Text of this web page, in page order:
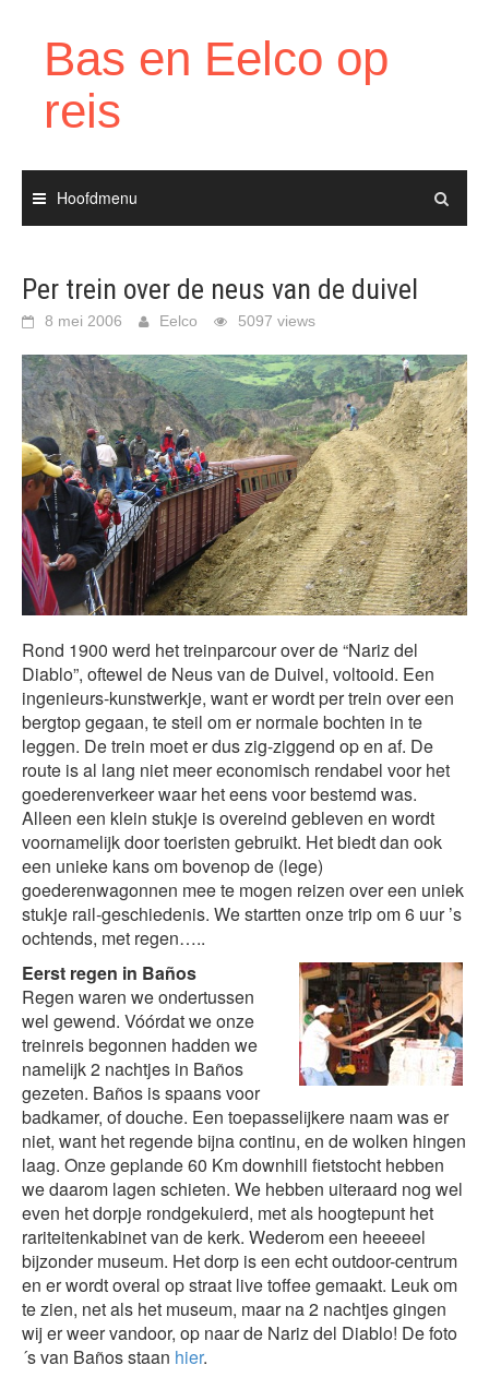
Bas en Eelco op
reis
Hoofdmenu
Per trein over de neus van de duivel
8 mei 2006 Eelco 5097 views
Rond 1900 werd het treinparcour over de “Nariz del
Diablo”, oftewel de Neus van de Duivel, voltooid. Een
ingenieurs-kunstwerkje, want er wordt per trein over een
bergtop gegaan, te steil om er normale bochten in te
leggen. De trein moet er dus zig-ziggend op en af. De
route is al lang niet meer economisch rendabel voor het
goederenverkeer waar het eens voor bestemd was.
Alleen een klein stukje is overeind gebleven en wordt
voornamelijk door toeristen gebruikt. Het biedt dan ook
een unieke kans om bovenop de (lege)
goederenwagonnen mee te mogen reizen over een uniek
stukje rail-geschiedenis. We startten onze trip om 6 uur ’s
ochtends, met regen…..
Eerst regen in Baños
Regen waren we ondertussen
wel gewend. Vóórdat we onze
treinreis begonnen hadden we
namelijk 2 nachtjes in Baños
gezeten. Baños is spaans voor
badkamer, of douche. Een toepasselijkere naam was er
niet, want het regende bijna continu, en de wolken hingen
laag. Onze geplande 60 Km downhill fietstocht hebben
we daarom lagen schieten. We hebben uiteraard nog wel
even het dorpje rondgekuierd, met als hoogtepunt het
rariteitenkabinet van de kerk. Wederom een heeeeel
bijzonder museum. Het dorp is een echt outdoor-centrum
en er wordt overal op straat live toffee gemaakt. Leuk om
te zien, net als het museum, maar na 2 nachtjes gingen
wij er weer vandoor, op naar de Nariz del Diablo! De foto
´s van Baños staan hier.